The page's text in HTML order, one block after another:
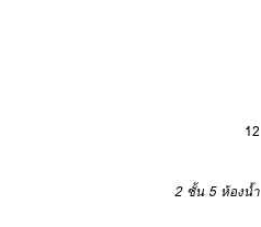
12
2 ชั้น 5 ห้องน้ำ